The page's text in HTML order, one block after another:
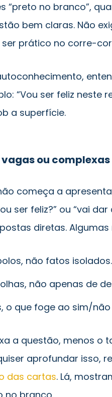
“preto no branco”,
bem claras. Não
prático no corre-
“Vou ser feliz neste
a superfície.
ou complexas
começa a
ser feliz?” ou “vai
diretas. Algumas
não fatos isolados.
não apenas de
o que foge ao sim/não
a questão, menos o
aprofundar isso,
das cartas. Lá,